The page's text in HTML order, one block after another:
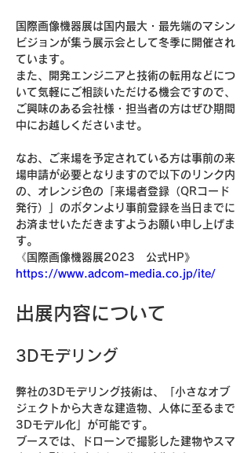
国際画像機器展は国内最大・最先端のマシン
ビジョンが集う展示会として冬季に開催され
ています。
また、開発エンジニアと技術の転用などにつ
いて気軽にご相談いただける機会ですので、
ご興味のある会社様・担当者の方はぜひ期間
中にお越しくださいませ。
なお、ご来場を予定されている方は事前の来
場申請が必要となりますので以下のリンク内
の、オレンジ色の「来場者登録（QRコード
発行）」のボタンより事前登録を当日までに
お済ませいただきますようお願い申し上げま
す。
《国際画像機器展2023　公式HP》
https://www.adcom-media.co.jp/ite/
出展内容について
3Dモデリング
弊社の3Dモデリング技術は、「小さなオブ
ジェクトから大きな建造物、人体に至るまで
3Dモデル化」が可能です。
ブースでは、ドローンで撮影した建物やスマ